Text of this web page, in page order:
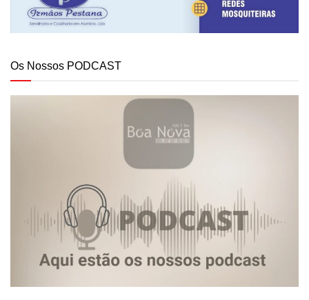
Os Nossos PODCAST